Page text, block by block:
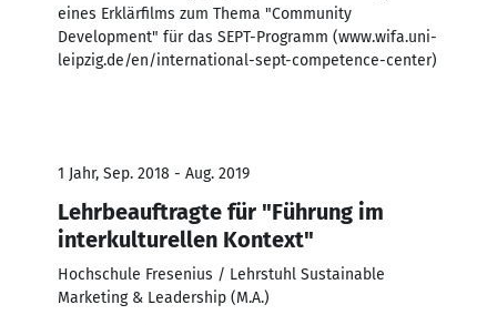
eines Erklärfilms zum Thema "Community
Development" für das SEPT-Programm (www.wifa.uni-
leipzig.de/en/international-sept-competence-center)
1 Jahr, Sep. 2018 - Aug. 2019
Lehrbeauftragte für "Führung im
interkulturellen Kontext"
Hochschule Fresenius / Lehrstuhl Sustainable
Marketing & Leadership (M.A.)